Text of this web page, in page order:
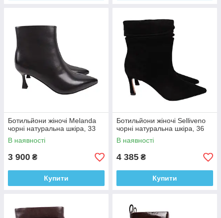
Ботильйони жіночі Melanda
чорні натуральна шкіра, 33
В наявності
3 900 ₴
Купити
Ботильйони жіночі Selliveno
чорні натуральна шкіра, 36
В наявності
4 385 ₴
Купити